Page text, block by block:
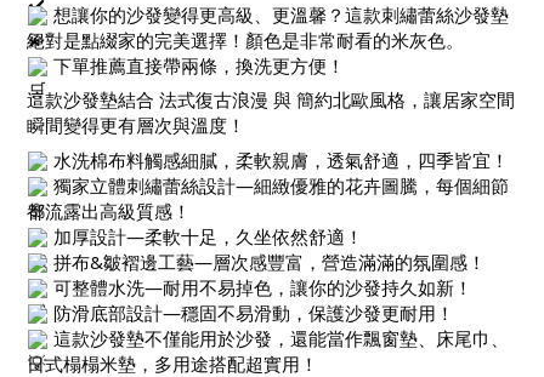
想讓你的沙發變得更高級、更溫馨？這款刺繡蕾絲沙發墊
絕對是點綴家的完美選擇！顏色是非常耐看的米灰色。
下單推薦直接帶兩條，換洗更方便！
這款沙發墊結合 法式復古浪漫 與 簡約北歐風格，讓居家空間
瞬間變得更有層次與溫度！
水洗棉布料觸感細膩，柔軟親膚，透氣舒適，四季皆宜！
獨家立體刺繡蕾絲設計—細緻優雅的花卉圖騰，每個細節
都流露出高級質感！
加厚設計—柔軟十足，久坐依然舒適！
拼布&皺褶邊工藝—層次感豐富，營造滿滿的氛圍感！
可整體水洗—耐用不易掉色，讓你的沙發持久如新！
防滑底部設計—穩固不易滑動，保護沙發更耐用！
這款沙發墊不僅能用於沙發，還能當作飄窗墊、床尾巾、
日式榻榻米墊，多用途搭配超實用！